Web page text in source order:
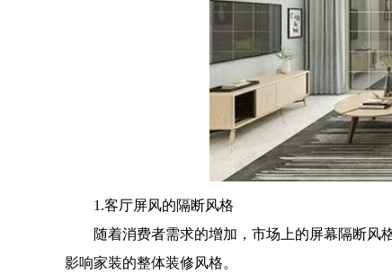
1.客厅屏风的隔断风格
随着消费者需求的增加，市场上的屏幕隔断风
影响家装的整体装修风格。